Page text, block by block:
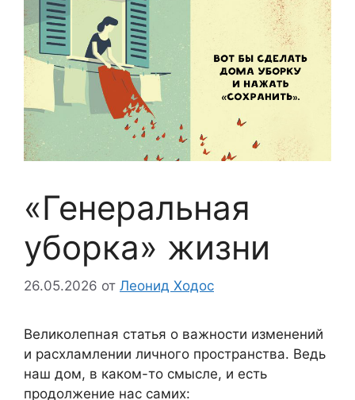
«Генеральная
уборка» жизни
26.05.2026 от Леонид Ходос
Великолепная статья о важности изменений
и расхламлении личного пространства. Ведь
наш дом, в каком-то смысле, и есть
продолжение нас самих: